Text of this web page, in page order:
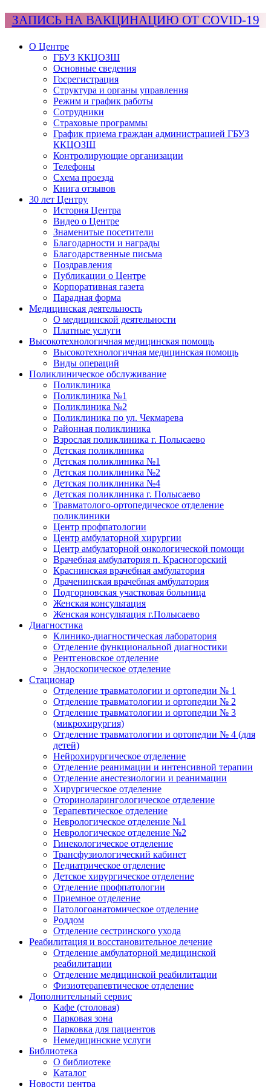
ЗАПИСЬ НА ВАКЦИНАЦИЮ ОТ COVID-19
О Центре
ГБУЗ ККЦОЗШ
Основные сведения
Госрегистрация
Структура и органы управления
Режим и график работы
Сотрудники
Страховые программы
График приема граждан администрацией ГБУЗ
ККЦОЗШ
Контролирующие организации
Телефоны
Схема проезда
Книга отзывов
30 лет Центру
История Центра
Видео о Центре
Знаменитые посетители
Благодарности и награды
Благодарственные письма
Поздравления
Публикации о Центре
Корпоративная газета
Парадная форма
Медицинская деятельность
О медицинской деятельности
Платные услуги
Высокотехнологичная медицинская помощь
Высокотехнологичная медицинская помощь
Виды операций
Поликлиническое обслуживание
Поликлиника
Поликлиника №1
Поликлиника №2
Поликлиника по ул. Чекмарева
Районная поликлиника
Взрослая поликлиника г. Полысаево
Детская поликлиника
Детская поликлиника №1
Детская поликлиника №2
Детская поликлиника №4
Детская поликлиника г. Полысаево
Травматолого-ортопедическое отделение
поликлиники
Центр профпатологии
Центр амбулаторной хирургии
Центр амбулаторной онкологической помощи
Врачебная амбулатория п. Красногорский
Краснинская врачебная амбулатория
Драченинская врачебная амбулатория
Подгорновская участковая больница
Женская консультация
Женская консультация г.Полысаево
Диагностика
Клинико-диагностическая лаборатория
Отделение функциональной диагностики
Рентгеновское отделение
Эндоскопическое отделение
Стационар
Отделение травматологии и ортопедии № 1
Отделение травматологии и ортопедии № 2
Отделение травматологии и ортопедии № 3
(микрохирургия)
Отделение травматологии и ортопедии № 4 (для
детей)
Нейрохирургическое отделение
Отделение реанимации и интенсивной терапии
Отделение анестезиологии и реанимации
Хирургическое отделение
Оториноларингологическое отделение
Терапевтическое отделение
Неврологическое отделение №1
Неврологическое отделение №2
Гинекологическое отделение
Трансфузиологический кабинет
Педиатрическое отделение
Детское хирургическое отделение
Отделение профпатологии
Приемное отделение
Патологоанатомическое отделение
Роддом
Отделение сестринского ухода
Реабилитация и восстановительное лечение
Отделение амбулаторной медицинской
реабилитации
Отделение медицинской реабилитации
Физиотерапевтическое отделение
Дополнительный сервис
Кафе (столовая)
Парковая зона
Парковка для пациентов
Немедицинские услуги
Библиотека
О библиотеке
Каталог
Новости центра